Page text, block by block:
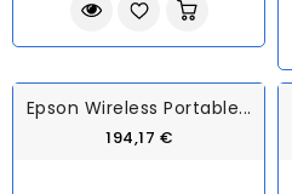
Epson Wireless Portable...
194,17 €